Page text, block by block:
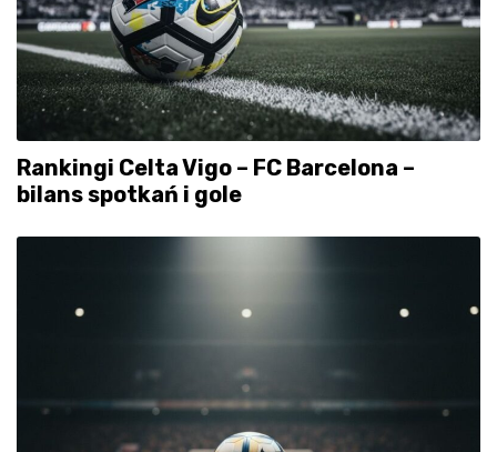
Rankingi Celta Vigo – FC Barcelona –
bilans spotkań i gole